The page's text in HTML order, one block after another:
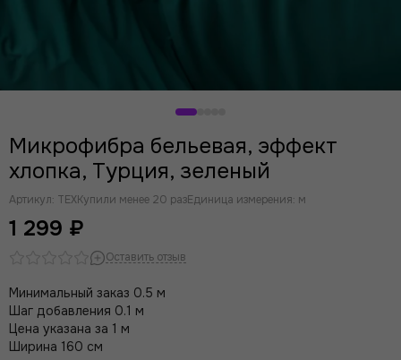
Микрофибра бельевая, эффект
хлопка, Турция, зеленый
Артикул: TEXКупили менее 20 разЕдиница измерения: м
1 299 ₽
Оставить отзыв
Минимальный заказ 0.5 м
Шаг добавления 0.1 м
Цена указана за 1 м
Ширина 160 см